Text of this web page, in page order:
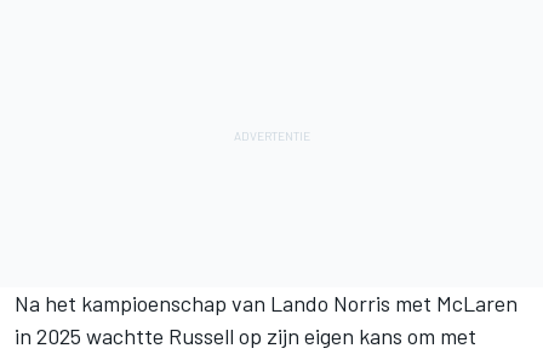
Na het kampioenschap van Lando Norris met McLaren
in 2025 wachtte Russell op zijn eigen kans om met